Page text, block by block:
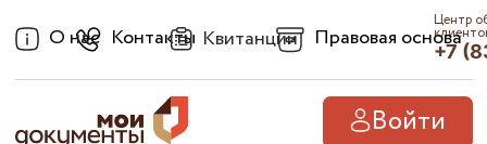
О нас Контакты Квитанции Правовая основа
Центр
+7
Войти